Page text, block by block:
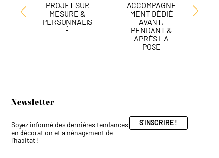
PROJET SUR
MESURE &
PERSONNALIS
É
ACCOMPAGNE
MENT DÉDIÉ
AVANT,
PENDANT &
APRÈS LA
POSE
Newsletter
Soyez informé des dernières tendances
en décoration et aménagement de
l'habitat !
S'INSCRIRE !